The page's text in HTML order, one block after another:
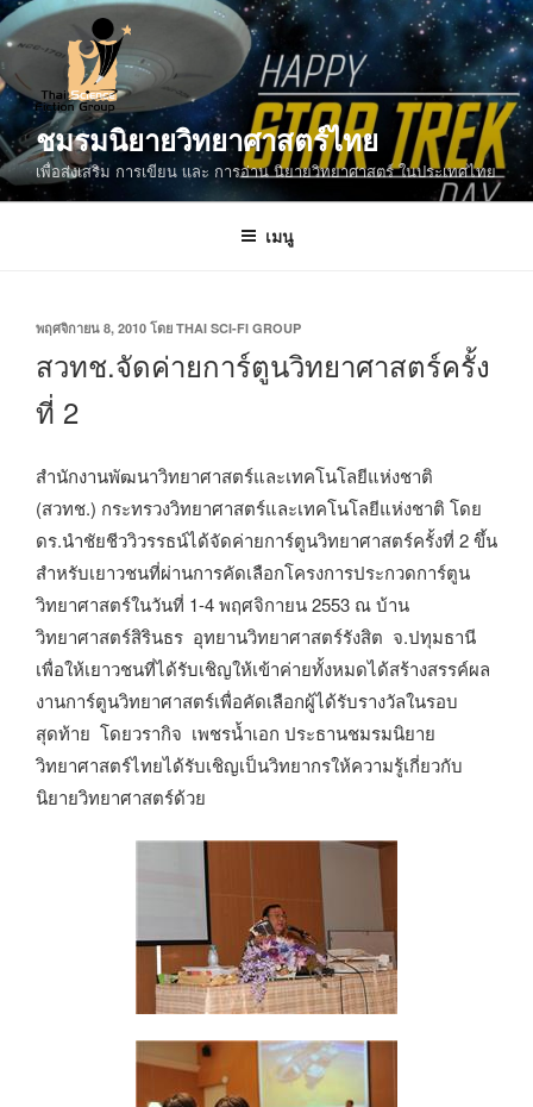
ข้าม
ไป
ยัง
บทความ
ชมรมนิยายวิทยาศาสตร์ไทย
เพื่อส่งเสริม การเขียน และ การอ่าน นิยายวิทยาศาสตร์ ในประเทศไทย
เมนู
เขียน
ที่
พฤศจิกายน 8, 2010 โดย THAI SCI-FI GROUP
สวทช.จัดค่ายการ์ตูนวิทยาศาสตร์ครั้ง
ที่ 2
สำนักงานพัฒนาวิทยาศาสตร์และเทคโนโลยีแห่งชาติ
(สวทช.) กระทรวงวิทยาศาสตร์และเทคโนโลยีแห่งชาติ โดย
ดร.นำชัยชีววิวรรธน์ได้จัดค่ายการ์ตูนวิทยาศาสตร์ครั้งที่ 2 ขึ้น
สำหรับเยาวชนที่ผ่านการคัดเลือกโครงการประกวดการ์ตูน
วิทยาศาสตร์ในวันที่ 1-4 พฤศจิกายน 2553 ณ บ้าน
วิทยาศาสตร์สิรินธร อุทยานวิทยาศาสตร์รังสิต จ.ปทุมธานี
เพื่อให้เยาวชนที่ได้รับเชิญให้เข้าค่ายทั้งหมดได้สร้างสรรค์ผล
งานการ์ตูนวิทยาศาสตร์เพื่อคัดเลือกผู้ได้รับรางวัลในรอบ
สุดท้าย โดยวรากิจ เพชรน้ำเอก ประธานชมรมนิยาย
วิทยาศาสตร์ไทยได้รับเชิญเป็นวิทยากรให้ความรู้เกี่ยวกับ
นิยายวิทยาศาสตร์ด้วย